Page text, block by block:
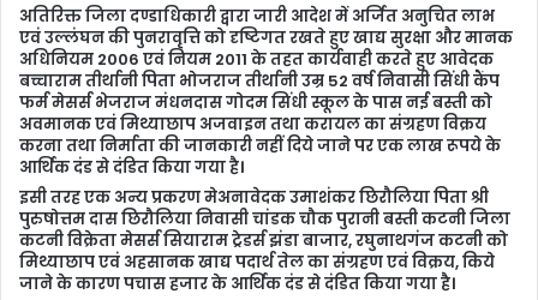
अतिरिक्त जिला दण्डाधिकारी द्वारा जारी आदेश में अर्जित अनुचित लाभ
एवं उल्लंघन की पुनरावृत्ति को दृष्टिगत रखते हुए खाद्य सुरक्षा और मानक
अधिनियम 2006 एवं नियम 2011 के तहत कार्यवाही करते हुए आवेदक
बच्चाराम तीर्थानी पिता भोजराज तीर्थानी उम्र 52 वर्ष निवासी सिंधी कैंप
फर्म मेसर्स भेजराज मंधनदास गोदम सिंधी स्कूल के पास नई बस्ती को
अवमानक एवं मिथ्याछाप अजवाइन तथा करायल का संग्रहण विक्रय
करना तथा निर्माता की जानकारी नहीं दिये जाने पर एक लाख रूपये के
आर्थिक दंड से दंडित किया गया है।
इसी तरह एक अन्य प्रकरण मेअनावेदक उमाशंकर छिरौलिया पिता श्री
पुरुषोत्तम दास छिरौलिया निवासी चांडक चौक पुरानी बस्ती कटनी जिला
कटनी विक्रेता मेसर्स सियाराम ट्रेडर्स झंडा बाजार, रघुनाथगंज कटनी को
मिथ्याछाप एवं अहसानक खाद्य पदार्थ तेल का संग्रहण एवं विक्रय, किये
जाने के कारण पचास हजार के आर्थिक दंड से दंडित किया गया है।